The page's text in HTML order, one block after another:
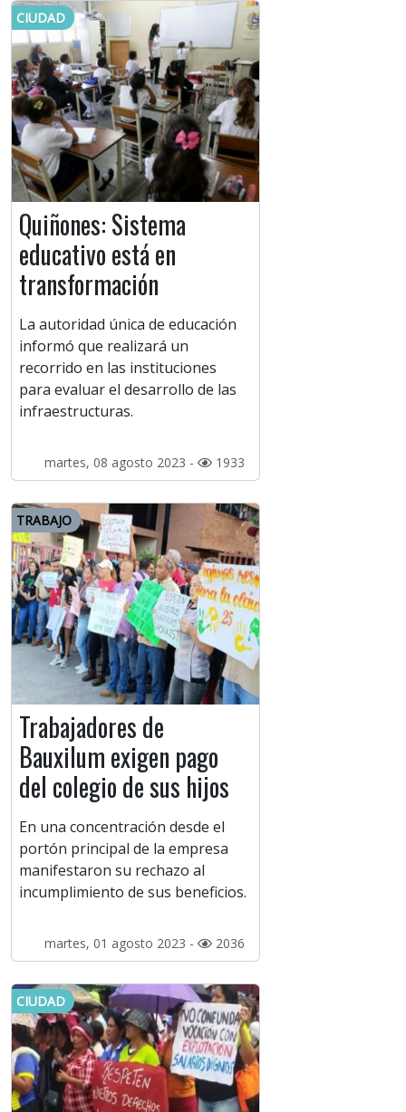
CIUDAD
Quiñones: Sistema
educativo está en
transformación
La autoridad única de educación
informó que realizará un
recorrido en las instituciones
para evaluar el desarrollo de las
infraestructuras.
martes, 08 agosto 2023 - 1933
TRABAJO
Trabajadores de
Bauxilum exigen pago
del colegio de sus hijos
En una concentración desde el
portón principal de la empresa
manifestaron su rechazo al
incumplimiento de sus beneficios.
martes, 01 agosto 2023 - 2036
CIUDAD